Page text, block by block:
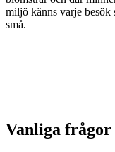
miljö känns varje besök
små.
Vanliga frågor